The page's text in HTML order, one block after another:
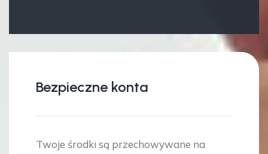
Bezpieczne konta
Twoje środki są przechowywane na